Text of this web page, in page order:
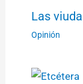
Las
Opinión